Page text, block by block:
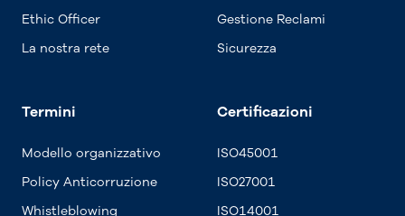
Ethic Officer
La nostra rete
Gestione Reclami
Sicurezza
Termini
Modello organizzativo
Policy Anticorruzione
Whistleblowing
Certificazioni
ISO45001
ISO27001
ISO14001